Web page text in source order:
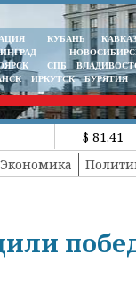
КУБАНЬ КАВКАЗ
СПБ
ИРКУТСК БУРЯТИЯ
$ 81.41
Экономика